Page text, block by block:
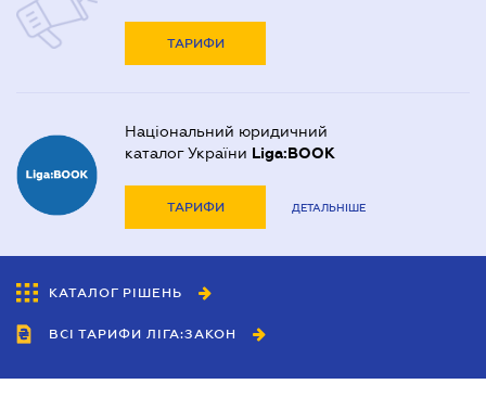
ТАРИФИ
Національний юридичний
каталог України Liga:BOOK
ТАРИФИ ДЕТАЛЬНІШЕ
КАТАЛОГ РІШЕНЬ
ВСІ ТАРИФИ ЛІГА:ЗАКОН